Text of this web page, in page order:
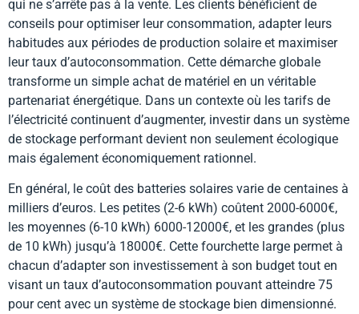
qui ne s’arrête pas à la vente. Les clients bénéficient de
conseils pour optimiser leur consommation, adapter leurs
habitudes aux périodes de production solaire et maximiser
leur taux d’autoconsommation. Cette démarche globale
transforme un simple achat de matériel en un véritable
partenariat énergétique. Dans un contexte où les tarifs de
l’électricité continuent d’augmenter, investir dans un système
de stockage performant devient non seulement écologique
mais également économiquement rationnel.
En général, le coût des batteries solaires varie de centaines à
milliers d’euros. Les petites (2-6 kWh) coûtent 2000-6000€,
les moyennes (6-10 kWh) 6000-12000€, et les grandes (plus
de 10 kWh) jusqu’à 18000€. Cette fourchette large permet à
chacun d’adapter son investissement à son budget tout en
visant un taux d’autoconsommation pouvant atteindre 75
pour cent avec un système de stockage bien dimensionné.